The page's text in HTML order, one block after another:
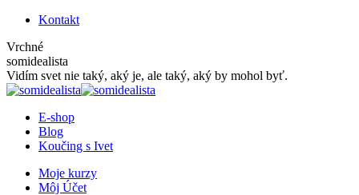
Skip
content
Facebook
opens
in
new
window
Instagram
opens
in
new
window
Kontakt
Vrchné
somidealista
Vidím svet nie taký, aký je, ale taký, aký by mohol byť.
E-shop
Blog
Koučing s Ivet
Moje kurzy
Môj Účet